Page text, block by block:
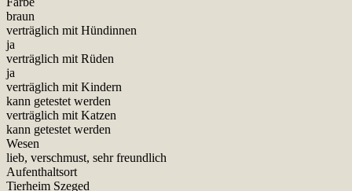
braun
verträglich mit Hündinnen
ja
verträglich mit Rüden
ja
verträglich mit Kindern
kann getestet werden
verträglich mit Katzen
kann getestet werden
Wesen
lieb, verschmust, sehr freundlich
Aufenthaltsort
Tierheim Szeged